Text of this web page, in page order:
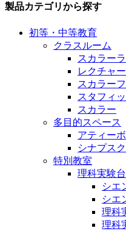
製品カテゴリから探す
初等・中等教育
クラスルーム
スカラー
レクチャ
スカラー
スタフィ
スカラー
多目的スペース
アティーボ
シナプス
特別教室
理科実験台
シエ
シエ
理科
理科